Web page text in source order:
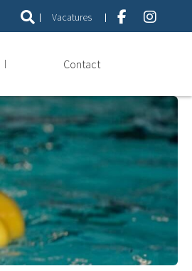
Vacatures
Contact